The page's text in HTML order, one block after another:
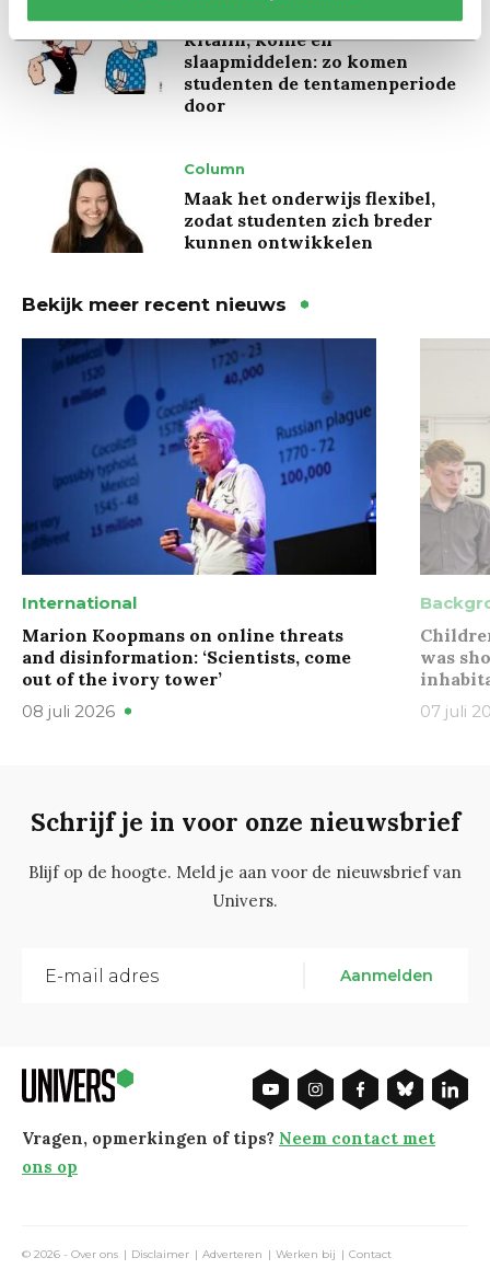
Ritalin, koffie en
slaapmiddelen: zo komen
studenten de tentamenperiode
door
Column
Maak het onderwijs flexibel,
zodat studenten zich breder
kunnen ontwikkelen
Bekijk meer recent nieuws
International
Marion Koopmans on online threats
and disinformation: ‘Scientists, come
out of the ivory tower’
08 juli 2026
was
07 juli
Schrijf je in voor onze nieuwsbrief
Blijf op de hoogte. Meld je aan voor de nieuwsbrief van
Univers.
Aanmelden
Vragen, opmerkingen of tips? Neem contact met
ons op
© 2026 - Over ons Disclaimer Adverteren Werken bij Contact